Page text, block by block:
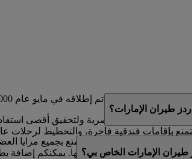
تم إطلاقه في مايو عام 2000 وحاز على العديد من الجوائز.
لتتكامل مع حياتهم العصرية ولتحقيق أقصى
بإقامات فندقية فاخرة، والتخطيط لرحلات
طيران الإمارات؟
بطاقة بلاستيكية للتمتع بجميع
كسب الأميال واستبدالها. يمكنكم
الإمارات الخاص بي؟